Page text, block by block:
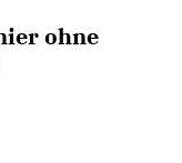
ohne